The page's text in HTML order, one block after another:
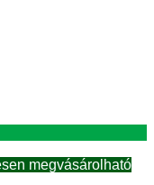
megvásárolható